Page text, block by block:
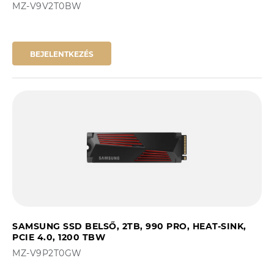
MZ-V9V2T0BW
BEJELENTKEZÉS
SAMSUNG SSD BELSŐ, 2TB, 990 PRO, HEAT-SINK,
PCIE 4.0, 1200 TBW
MZ-V9P2T0GW